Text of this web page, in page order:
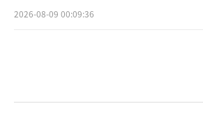
2026-08-09 00:09:36